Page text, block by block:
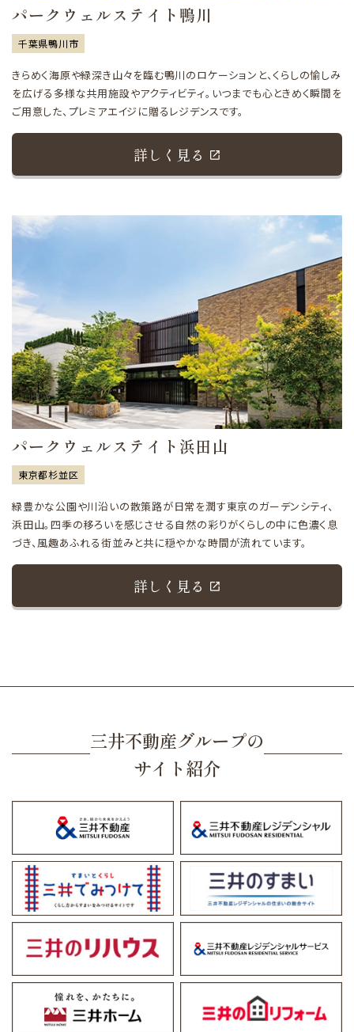
パークウェルステイト鴨川
千葉県鴨川市
きらめく海原や緑深き山々を臨む鴨川のロケーションと、くらしの愉しみ
を広げる多様な共用施設やアクティビティ。いつまでも心ときめく瞬間を
ご用意した、プレミアエイジに贈るレジデンスです。
詳しく見る
パークウェルステイト浜田山
東京都杉並区
緑豊かな公園や川沿いの散策路が日常を潤す東京のガーデンシティ、
浜田山。四季の移ろいを感じさせる自然の彩りがくらしの中に色濃く息
づき、風趣あふれる街並みと共に穏やかな時間が流れています。
詳しく見る
三井不動産グループの
サイト紹介